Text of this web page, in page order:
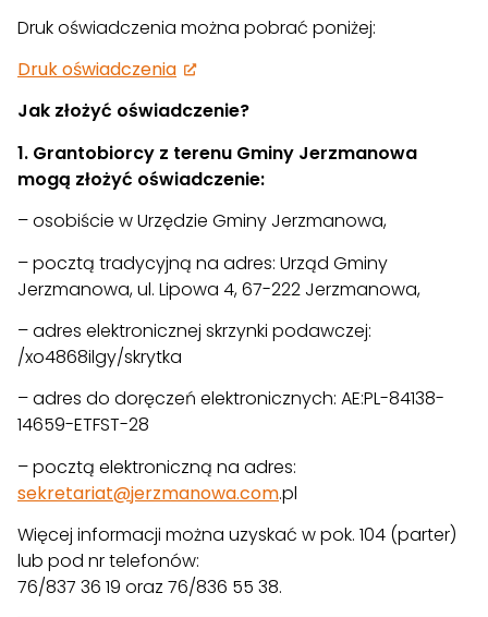
Druk oświadczenia można pobrać poniżej:
Druk oświadczenia
Jak złożyć oświadczenie?
1. Grantobiorcy z terenu Gminy Jerzmanowa
mogą złożyć oświadczenie:
– osobiście w Urzędzie Gminy Jerzmanowa,
– pocztą tradycyjną na adres: Urząd Gminy
Jerzmanowa, ul. Lipowa 4, 67-222 Jerzmanowa,
– adres elektronicznej skrzynki podawczej:
/xo4868ilgy/skrytka
– adres do doręczeń elektronicznych: AE:PL-84138-
14659-ETFST-28
– pocztą elektroniczną na adres:
sekretariat@jerzmanowa.com.pl
Więcej informacji można uzyskać w pok. 104 (parter)
lub pod nr telefonów:
76/837 36 19 oraz 76/836 55 38.